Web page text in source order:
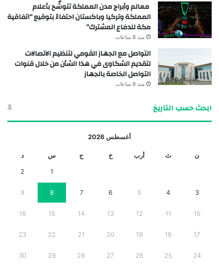
معالم وأبراج مدن المملكة تتوشّح بأعلام
المملكة وتركيا وباكستان احتفاءً بتوقيع “اتفاقية
مكة للدفاع المشترك”
منذ 8 ساعات
التواصل مع الجهاز القومي لتنظيم الاتصالات
لتقديم الشكاوى في هذا الشأن من خلال قنوات
التواصل الخاصة بالجهاز
منذ 8 ساعات
ابحث حسب التاريخ
أغسطس 2026
ن ث أرب خ ج س د
1
2
3
4
5
6
7
8
9
10
11
12
13
14
15
16
17
18
19
20
21
22
23
24
25
26
27
28
29
30